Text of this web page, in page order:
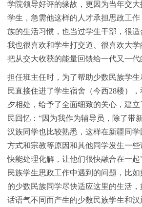
学院领导好评的缘故，更因为当年交
学生，急需他这样的人才承担思政工作
族的生活习惯，也当过学生干部，很适
我也很喜欢和学生打交道、很喜欢大学
把从交大收获的能量回馈给一代又一代
担任班主任时，为了帮助少数民族学
民直接住进了学生宿舍（今西28楼）
夕相处，给予了全面细致的关心，建
民回忆：“因为我作为辅导员，除了带
汉族同学也比较熟悉，这样在新疆同
方式和宗教等原因和其他同学发生一
快能处理化解，让他们很快融合在一起
民族学生思政工作中遇到的问题，比
的少数民族同学尽快适应这里的生活
话语气不同而产生的少数民族学生和